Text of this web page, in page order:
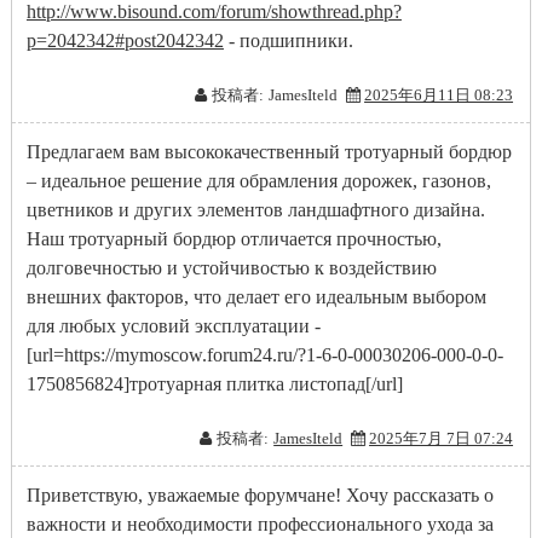
http://www.bisound.com/forum/showthread.php?
p=2042342#post2042342 - подшипники.
投稿者: JamesIteld 2025年6月11日 08:23
Предлагаем вам высококачественный тротуарный бордюр
– идеальное решение для обрамления дорожек, газонов,
цветников и других элементов ландшафтного дизайна.
Наш тротуарный бордюр отличается прочностью,
долговечностью и устойчивостью к воздействию
внешних факторов, что делает его идеальным выбором
для любых условий эксплуатации -
[url=https://mymoscow.forum24.ru/?1-6-0-00030206-000-0-0-
1750856824]тротуарная плитка листопад[/url]
投稿者: JamesIteld 2025年7月 7日 07:24
Приветствую, уважаемые форумчане! Хочу рассказать о
важности и необходимости профессионального ухода за